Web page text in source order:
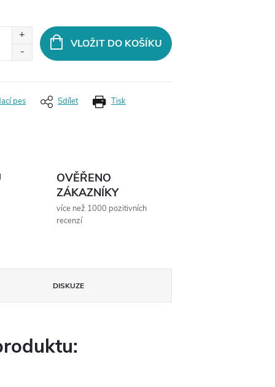
VLOŽIT DO KOŠÍKU
Tisk
pes Sdílet
OVĚŘENO
ZÁKAZNÍKY
více než 1000 pozitivních
recenzí
DISKUZE